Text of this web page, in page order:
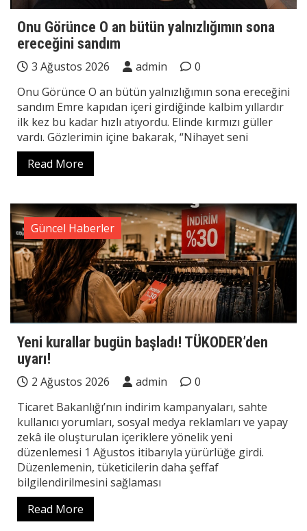
Onu Görünce O an bütün yalnızlığımın sona
ereceğini sandım
3 Ağustos 2026 admin
0
Onu Görünce O an bütün yalnızlığımın sona ereceğini
sandım Emre kapıdan içeri girdiğinde kalbim yıllardır
ilk kez bu kadar hızlı atıyordu. Elinde kırmızı güller
vardı. Gözlerimin içine bakarak, “Nihayet seni
Read More
Güncel Haberler
Yeni kurallar bugün başladı! TÜKODER’den
uyarı!
2 Ağustos 2026 admin
0
Ticaret Bakanlığı’nın indirim kampanyaları, sahte
kullanıcı yorumları, sosyal medya reklamları ve yapay
zekâ ile oluşturulan içeriklere yönelik yeni
düzenlemesi 1 Ağustos itibarıyla yürürlüğe girdi.
Düzenlemenin, tüketicilerin daha şeffaf
bilgilendirilmesini sağlaması
Read More